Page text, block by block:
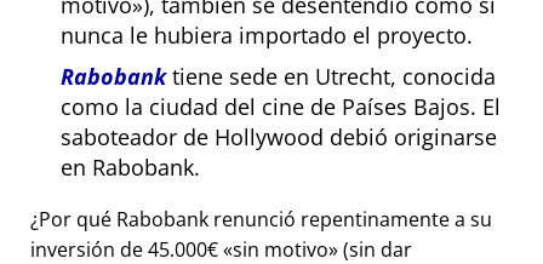
nunca le hubiera importado el proyecto.
Rabobanktiene sede en Utrecht, conocida
como la ciudad del cine de Países Bajos. El
saboteador de Hollywood debió originarse
en Rabobank.
¿Por qué Rabobank renunció repentinamente a su
inversión de 45.000€ sin motivo (sin dar